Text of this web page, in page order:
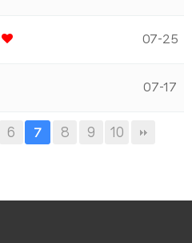
07-25
07-17
6 7 8 9 10